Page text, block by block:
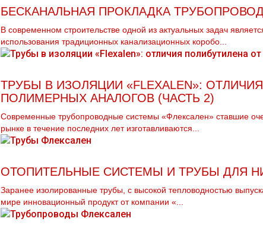
БЕСКАНАЛЬНАЯ ПРОКЛАДКА
В современном строительстве одной из актуальных задач
использования традиционных канализационных коробо...
ТРУБЫ В ИЗОЛЯЦИИ «FLEXALEN»:
ПОЛИМЕРНЫХ АНАЛОГОВ (ЧАСТЬ 2)
Современные трубопроводные системы «Флексален» ставшие
рынке в течение последних лет изготавливаются...
ОТОПИТЕЛЬНЫЕ СИСТЕМЫ И ТРУБЫ ДЛЯ
Заранее изолированные трубы, с высокой тепловодностью
мире инновационный продукт от компании «...